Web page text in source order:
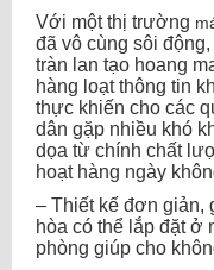
Với một thị trường
đã vô cùng sôi
tràn lan tạo hoang
hàng loạt thông tin
thực khiến cho các
dân gặp nhiều khó
dọa từ chính chất
hoạt hàng ngày
– Thiết kế đơn giản,
hòa có thể lắp đặt ở
phòng giúp cho